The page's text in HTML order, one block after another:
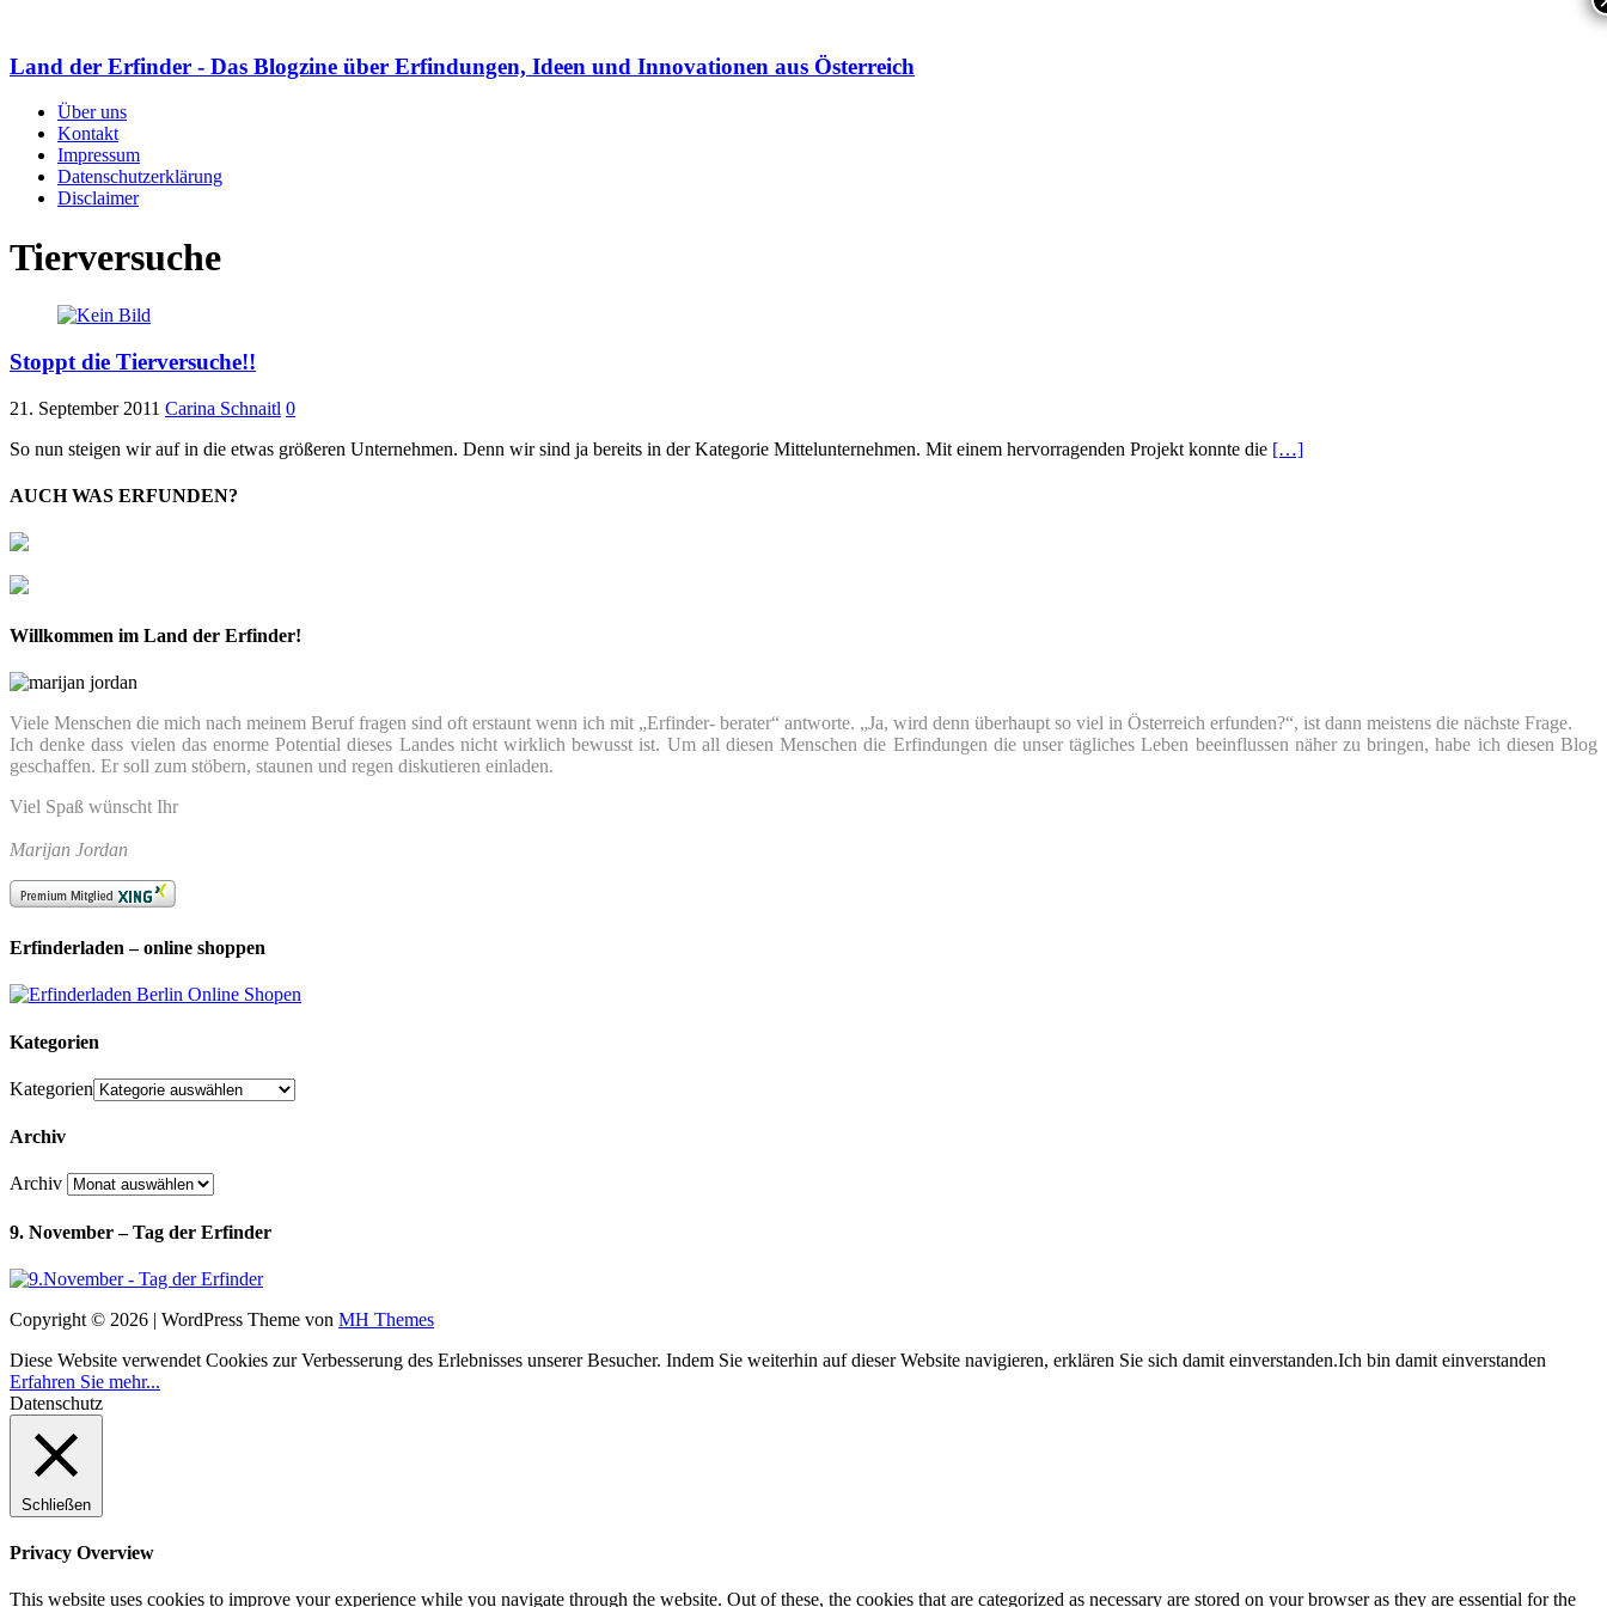
Land der Erfinder - Das Blogzine über Erfindungen, Ideen und Innovationen aus Österreich
Über uns
Kontakt
Impressum
Datenschutzerklärung
Disclaimer
Tierversuche
Stoppt die Tierversuche!!
21. September 2011 Carina Schnaitl 0
So nun steigen wir auf in die etwas größeren Unternehmen. Denn wir sind ja bereits in der Kategorie Mittelunternehmen. Mit einem hervorragenden Projekt konnte die […]
AUCH WAS ERFUNDEN?
Willkommen im Land der Erfinder!
Viele Menschen die mich nach meinem Beruf fragen sind oft erstaunt wenn ich mit „Erfinder- berater“ antworte. „Ja, wird denn überhaupt so viel in Österreich erfunden?“, ist dann meistens die nächste Frage.
Ich denke dass vielen das enorme Potential dieses Landes nicht wirklich bewusst ist. Um all diesen Menschen die Erfindungen die unser tägliches Leben beeinflussen näher zu bringen, habe ich diesen Blog
geschaffen. Er soll zum stöbern, staunen und regen diskutieren einladen.
Viel Spaß wünscht Ihr
Marijan Jordan
Erfinderladen – online shoppen
Kategorien
Kategorien
Archiv
Archiv
9. November – Tag der Erfinder
Copyright © 2026 | WordPress Theme von MH Themes
Diese Website verwendet Cookies zur Verbesserung des Erlebnisses unserer Besucher. Indem Sie weiterhin auf dieser Website navigieren, erklären Sie sich damit einverstanden.Ich bin damit einverstanden
Erfahren Sie mehr...
Datenschutz
Schließen
Privacy Overview
This website uses cookies to improve your experience while you navigate through the website. Out of these, the cookies that are categorized as necessary are stored on your browser as they are essential for the